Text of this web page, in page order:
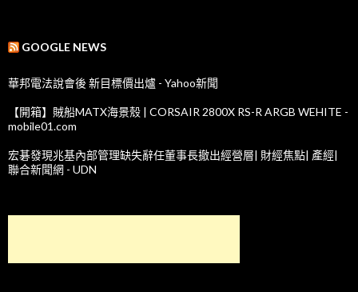
GOOGLE NEWS
華邦電法說會後 新目標價出爐 - Yahoo新聞
【開箱】賊船MATX海景殼 | CORSAIR 2800X RS-R ARGB WEHITE -
mobile01.com
宏碁發現兆基內部管理缺失辭任董事長撤出經營層| 財經焦點| 產經|
聯合新聞網 - UDN